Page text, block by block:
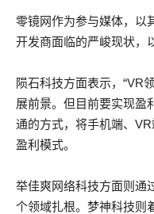
零镜网作为参与媒体，以
开发商面临的严峻现状，
陨石科技方面表示，“VR
展前景。但目前要实现盈
通的方式，将手机端、
盈利模式。
举佳爽网络科技方面则通
个领域扎根。梦神科技则